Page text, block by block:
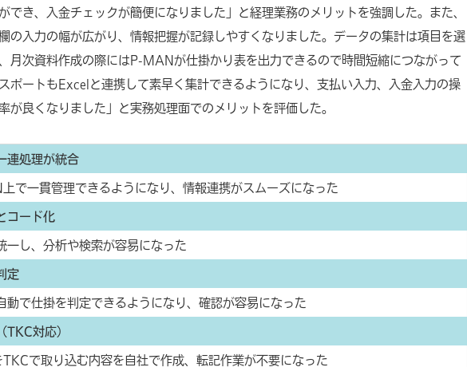
でき、入金チェックが簡便になりました」と経理業務のメリットを強調した。また、
の入力の幅が広がり、情報把握が記録しやすくなりました。データの集計は項目を選
月次資料作成の際にはP-MANが仕掛かり表を出力できるので時間短縮につながって
ポートもExcelと連携して素早く集計できるようになり、支払い入力、入金入力の操
が良くなりました」と実務処理面でのメリットを評価した。
連処理が統合
で一貫管理できるようになり、情報連携がスムーズになった
コード化
一し、分析や検索が容易になった
定
動で仕掛を判定できるようになり、確認が容易になった
対応）
で取り込む内容を自社で作成、転記作業が不要になった